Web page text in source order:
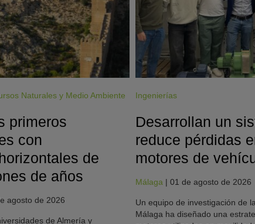
Naturales y Medio Ambiente
primeros
con
de
de años
agosto de 2026
de Almería y
Ingenierías
Desarrollan un
reduce pérdidas
motores de
Málaga | 01 de agosto de 2026
Un equipo de investigación de
Málaga ha diseñado una